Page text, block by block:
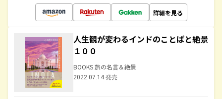
詳細を見る
人生観が変わるインドのことばと絶景
１００
BOOKS 旅の名言＆絶景
2022.07.14 発売